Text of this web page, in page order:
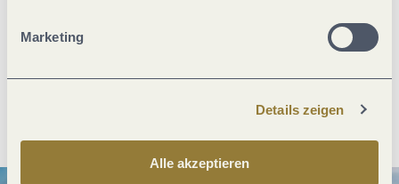
Marketing
Details zeigen
Alle akzeptieren
PDF erzeugen